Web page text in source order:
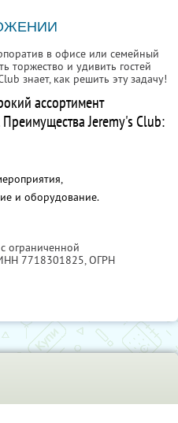
в офисе или семейный
торжество и удивить гостей
знает, как решить эту задачу!
ассортимент
Jeremy's Club:
и оборудование.
ограниченной
7718301825, ОГРН